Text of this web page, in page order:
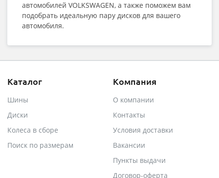
автомобилей VOLKSWAGEN, а также поможем вам
подобрать идеальную пару дисков для вашего
автомобиля.
Каталог
Шины
Диски
Колеса в сборе
Поиск по размерам
Компания
О компании
Контакты
Условия доставки
Вакансии
Пункты выдачи
Договор-оферта